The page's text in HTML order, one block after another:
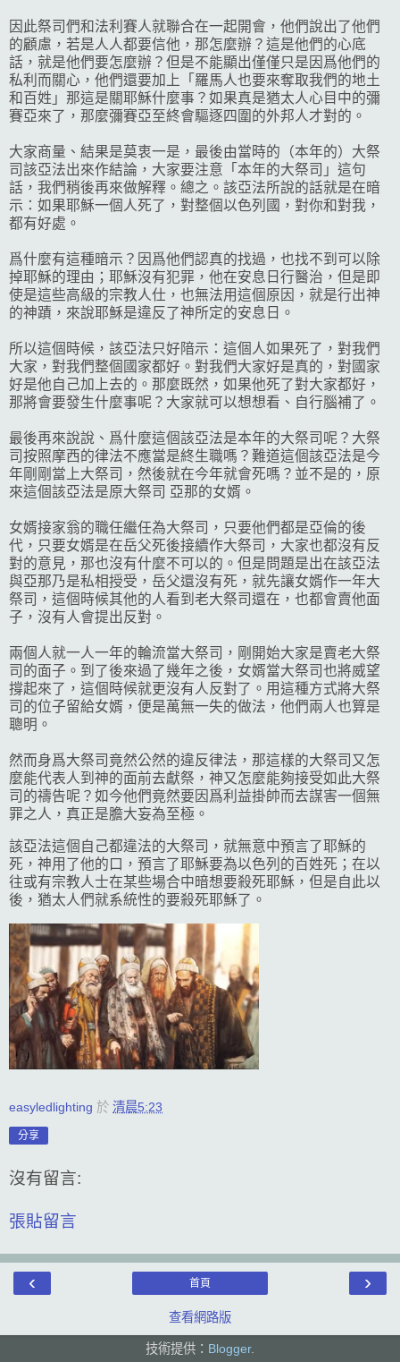
因此祭司們和法利賽人就聯合在一起開會，他們說出了他們
的顧慮，若是人人都要信他，那怎麼辦？這是他們的心底
話，就是他們要怎麼辦？但是不能顯出僅僅只是因爲他們的
私利而關心，他們還要加上「羅馬人也要來奪取我們的地土
和百姓」那這是關耶穌什麼事？如果真是猶太人心目中的彌
賽亞來了，那麼彌賽亞至終會驅逐四圍的外邦人才對的。
大家商量、結果是莫衷一是，最後由當時的（本年的）大祭
司該亞法出來作結論，大家要注意「本年的大祭司」這句
話，我們稍後再來做解釋。總之。該亞法所說的話就是在暗
示：如果耶穌一個人死了，對整個以色列國，對你和對我，
都有好處。
爲什麼有這種暗示？因爲他們認真的找過，也找不到可以除
掉耶穌的理由；耶穌沒有犯罪，他在安息日行醫治，但是即
使是這些高級的宗教人仕，也無法用這個原因，就是行出神
的神蹟，來說耶穌是違反了神所定的安息日。
所以這個時候，該亞法只好隌示：這個人如果死了，對我們
大家，對我們整個國家都好。對我們大家好是真的，對國家
好是他自己加上去的。那麼既然，如果他死了對大家都好，
那將會要發生什麼事呢？大家就可以想想看、自行腦補了。
最後再來說說、爲什麼這個該亞法是本年的大祭司呢？大祭
司按照摩西的律法不應當是終生職嗎？難道這個該亞法是今
年剛剛當上大祭司，然後就在今年就會死嗎？並不是的，原
來這個該亞法是原大祭司 亞那的女婿。
女婿接家翁的職任繼任為大祭司，只要他們都是亞倫的後
代，只要女婿是在岳父死後接續作大祭司，大家也都沒有反
對的意見，那也沒有什麼不可以的。但是問題是出在該亞法
與亞那乃是私相授受，岳父還沒有死，就先讓女婿作一年大
祭司，這個時候其他的人看到老大祭司還在，也都會賣他面
子，沒有人會提出反對。
兩個人就一人一年的輪流當大祭司，剛開始大家是賣老大祭
司的面子。到了後來過了幾年之後，女婿當大祭司也將威望
撐起來了，這個時候就更沒有人反對了。用這種方式將大祭
司的位子留給女婿，便是萬無一失的做法，他們兩人也算是
聰明。
然而身爲大祭司竟然公然的違反律法，那這樣的大祭司又怎
麼能代表人到神的面前去獻祭，神又怎麼能夠接受如此大祭
司的禱告呢？如今他們竟然要因爲利益掛帥而去謀害一個無
罪之人，真正是膽大妄為至極。
該亞法這個自己都違法的大祭司，就無意中預言了耶穌的
死，神用了他的口，預言了耶穌要為以色列的百姓死；在以
往或有宗教人士在某些場合中暗想要殺死耶穌，但是自此以
後，猶太人們就系統性的要殺死耶穌了。
easyledlighting 於 清晨5:23
分享
沒有留言:
張貼留言
‹ ›
首頁
查看網路版
技術提供： Blogger.